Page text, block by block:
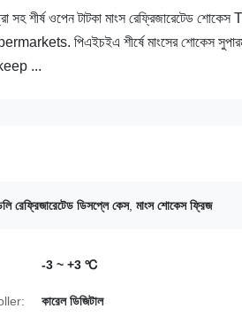
সহ শীর্ষ ওপেন টাটকা মাংস
পিএইচইএ শীর্ষে মাংসের শোকেস
...
রেফ্রিজারেটেড ডিসপ্লে কেস, মাংস শোকেস ফ্রিজ
-3 ~ +3 ℃
কারেল ডিজিটাল